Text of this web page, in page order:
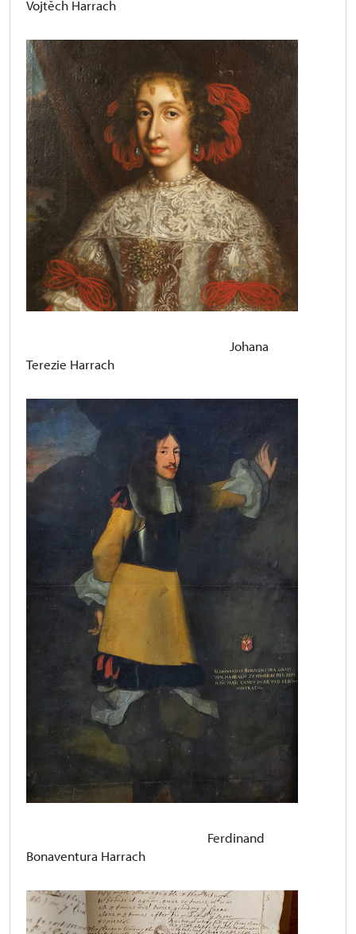
Vojtěch Harrach
Johana
Terezie Harrach
Ferdinand
Bonaventura Harrach